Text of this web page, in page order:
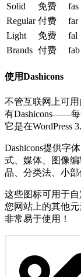
Solid
免费
fas
Regular 付费
far
Light
免费
fal
Brands 付费 fab
使用Dashicons
不管互联网上可用
有Dashicons——每
它是在WordPress
Dashicons提供字
式、媒体、图像
品、分类法、小部
这些图标可用于
您网站上的其他元
非常易于使用！